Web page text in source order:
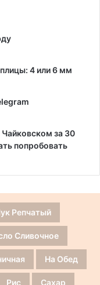
4 или 6 мм
за 30
попробовать
Репчатый
Сливочное
На Обед
Рис Сахар